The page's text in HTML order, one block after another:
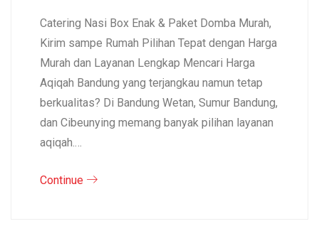
Catering Nasi Box Enak & Paket Domba Murah,
Kirim sampe Rumah Pilihan Tepat dengan Harga
Murah dan Layanan Lengkap Mencari Harga
Aqiqah Bandung yang terjangkau namun tetap
berkualitas? Di Bandung Wetan, Sumur Bandung,
dan Cibeunying memang banyak pilihan layanan
aqiqah.…
Continue